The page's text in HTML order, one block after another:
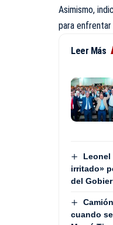
Asimismo,
para
Leer Más
Leonel
irritado»
del
cuando